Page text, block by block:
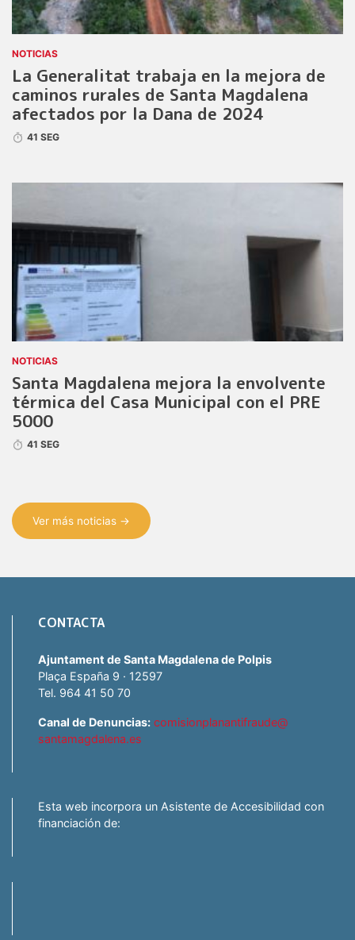
NOTICIAS
La Generalitat trabaja en la mejora de
caminos rurales de Santa Magdalena
afectados por la Dana de 2024
41 SEG
NOTICIAS
Santa Magdalena mejora la envolvente
térmica del Casa Municipal con el PRE
5000
41 SEG
Ver más noticias →
CONTACTA
Ajuntament de Santa Magdalena de Polpis
Plaça España 9 · 12597
Tel. 964 41 50 70
Canal de Denuncias: comisionplanantifraude@
santamagdalena.es
Esta web incorpora un Asistente de Accesibilidad con
financiación de: